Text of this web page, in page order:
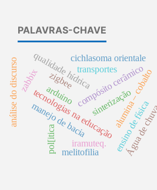
PALAVRAS-CHAVE
ensino de física
qualidade hídrica
manejo de bacia
tecnologias na educação
compósito cerâmico
alumina – cobalto
sinterização
zigbee
zabbix
pol[itica Água de chuva
cichlasoma orientale
análise do discurso transportes
iramuteq.
melitofilia
arduino